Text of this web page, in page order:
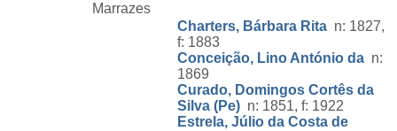
Marrazes
Charters, Bárbara Rita n: 1827,
f: 1883
Conceição, Lino António da n:
1869
Curado, Domingos Cortês da
Silva (Pe) n: 1851, f: 1922
Estrela, Júlio da Costa de